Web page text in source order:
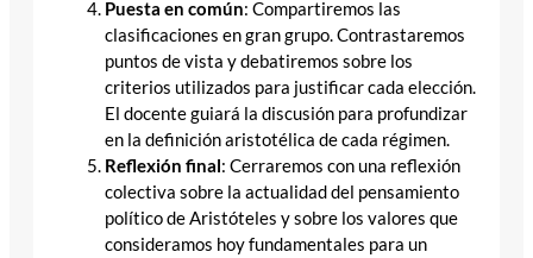
Puesta en común: Compartiremos las
clasificaciones en gran grupo. Contrastaremos
puntos de vista y debatiremos sobre los
criterios utilizados para justificar cada elección.
El docente guiará la discusión para profundizar
en la definición aristotélica de cada régimen.
Reflexión final: Cerraremos con una reflexión
colectiva sobre la actualidad del pensamiento
político de Aristóteles y sobre los valores que
consideramos hoy fundamentales para un